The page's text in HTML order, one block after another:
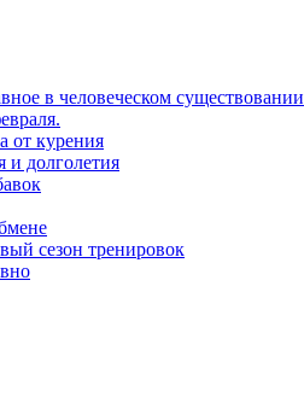
в человеческом существовании
от курения
и долголетия
сезон тренировок